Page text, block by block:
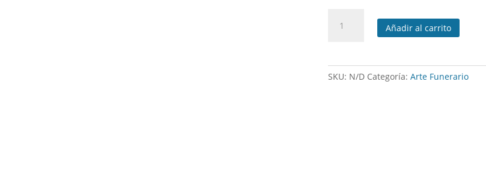
hasta
24,07 €
1002
Añadir al carrito
SKU: N/D Categoría:Arte Funerario